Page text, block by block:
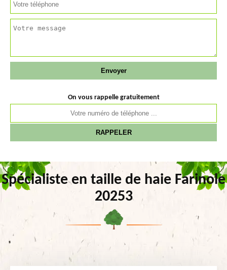
On vous rappelle gratuitement
Spécialiste en taille de haie Farinole
20253